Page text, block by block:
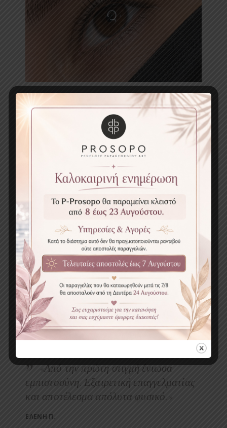
φυσικό microblading
Αναλυτικός τιμοκατάλογος
→
ΤΙ ΛΕΝΕ ΟΙ ΠΕΛΑΤΙΣΣΕΣ ΜΟΥ
«Το αποτέλεσμα ήταν τόσο φυσικό
που κανείς δεν κατάλαβε ότι έκανα
microblading. Ακριβώς αυτό που
ήθελα.»
ΜΑΡΙΑ Κ.
Google Review
«Από την πρώτη στιγμή ένιωσα
εμπιστοσύνη. Εξαιρετική επαγγελματίας
και αποτέλεσμα απόλυτα φυσικό.»
ΕΛΕΝΗ Π.